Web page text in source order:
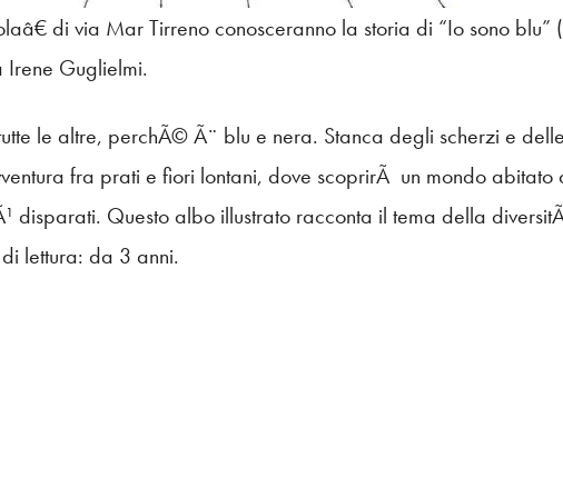
di via Mar Tirreno conosceranno la storia di “Io sono blu” (
Irene Guglielmi.
le altre, perchÃ© Ã¨ blu e nera. Stanca degli scherzi e
fra prati e fiori lontani, dove scoprirÃ un mondo abitato
disparati. Questo albo illustrato racconta il tema della
lettura: da 3 anni.